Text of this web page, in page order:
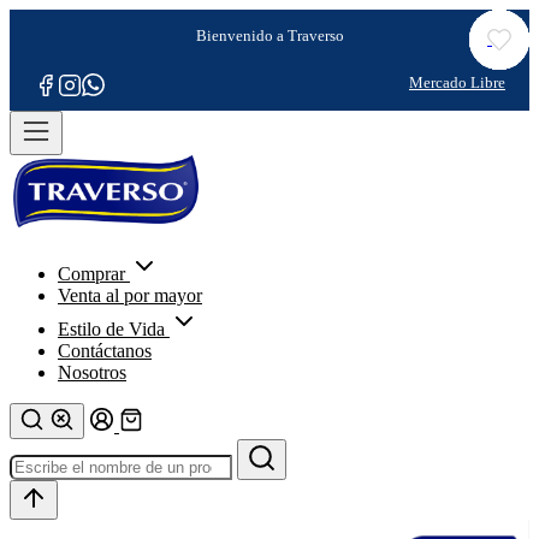
Comprar
Venta al por mayor
Estilo de Vida
Contáctanos
Nosotros